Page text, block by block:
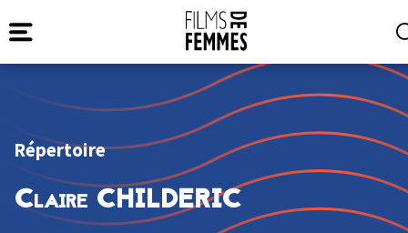
Répertoire
Claire CHILDERIC